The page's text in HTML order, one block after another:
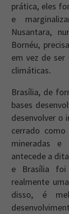
prática, eles
e
Nusantara,
Bornéu,
em vez de ser
climáticas.
Brasília, de
bases
desenvolver o
cerrado
mineradas e
antecede a
e Brasília
realmente
disso, é